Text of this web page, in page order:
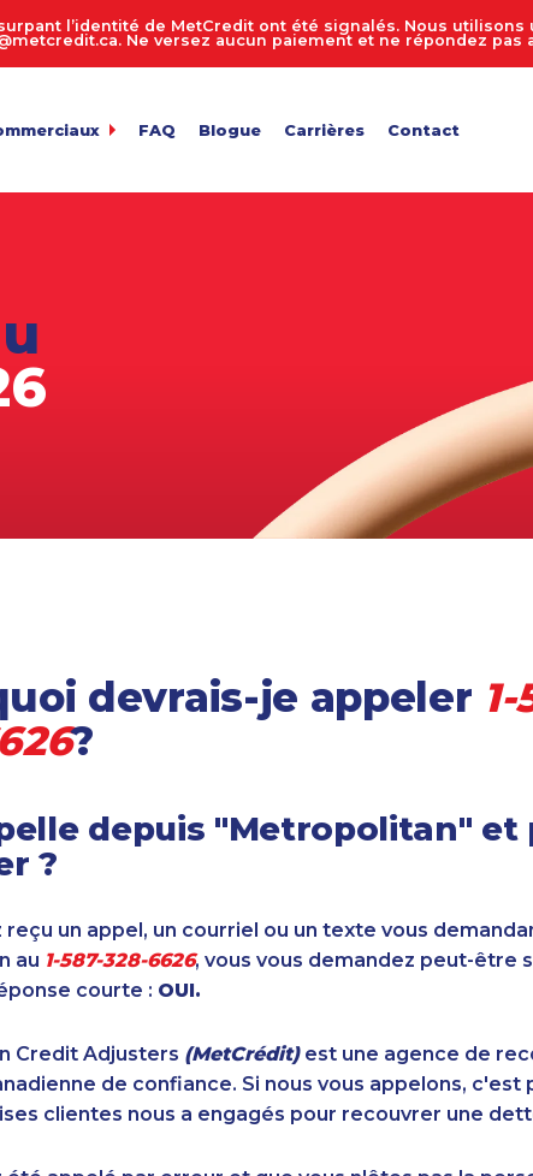
l’identité de MetCredit ont été signalés. Nous
Ne versez aucun paiement et ne répondez pas
de fichiers
en vrac
facture
de confidentialité
FAQ Blogue Carrières Contact
devrais-je appeler
?
depuis "Metropolitan" et
?
reçu un appel, un courriel ou un texte vous
au 1-587-328-6626, vous vous demandez peut-être
courte : OUI.
Credit Adjusters (MetCrédit)est une agence de
de confiance. Si nous vous appelons, c'est
clientes nous a engagés pour recouvrer une